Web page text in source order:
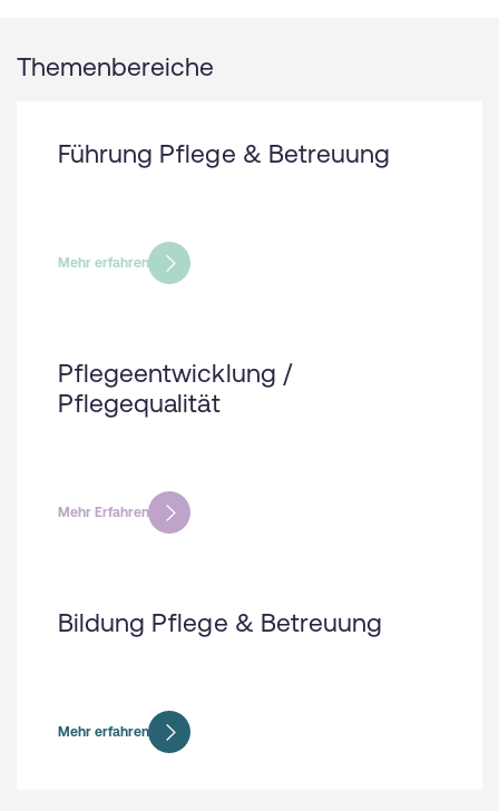
Themenbereiche
Führung Pflege & Betreuung
Mehr erfahren
Pflegeentwicklung /
Pflegequalität
Mehr Erfahren
Bildung Pflege & Betreuung
Mehr erfahren